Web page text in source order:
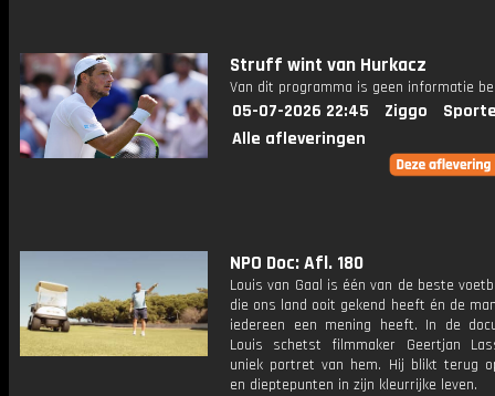
Struff wint van Hurkacz
Van dit programma is geen informatie
05-07-2026 22:45 Ziggo
Alle afleveringen
NPO Doc: Afl. 180
Louis van Gaal is één van de beste
die ons land ooit gekend heeft én de
iedereen een mening heeft. In de
Louis schetst filmmaker Geertjan
uniek portret van hem. Hij blikt terug
en dieptepunten in zijn kleurrijke leven.